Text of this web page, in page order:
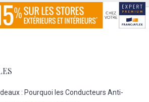
: Pourquoi les Conducteurs Anti-